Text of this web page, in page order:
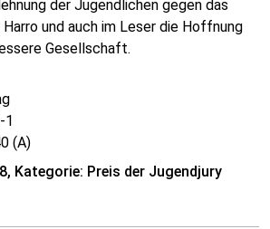
der Jugendlichen gegen das
und auch im Leser die Hoffnung
Gesellschaft.
1
(A)
Kategorie: Preis der Jugendjury